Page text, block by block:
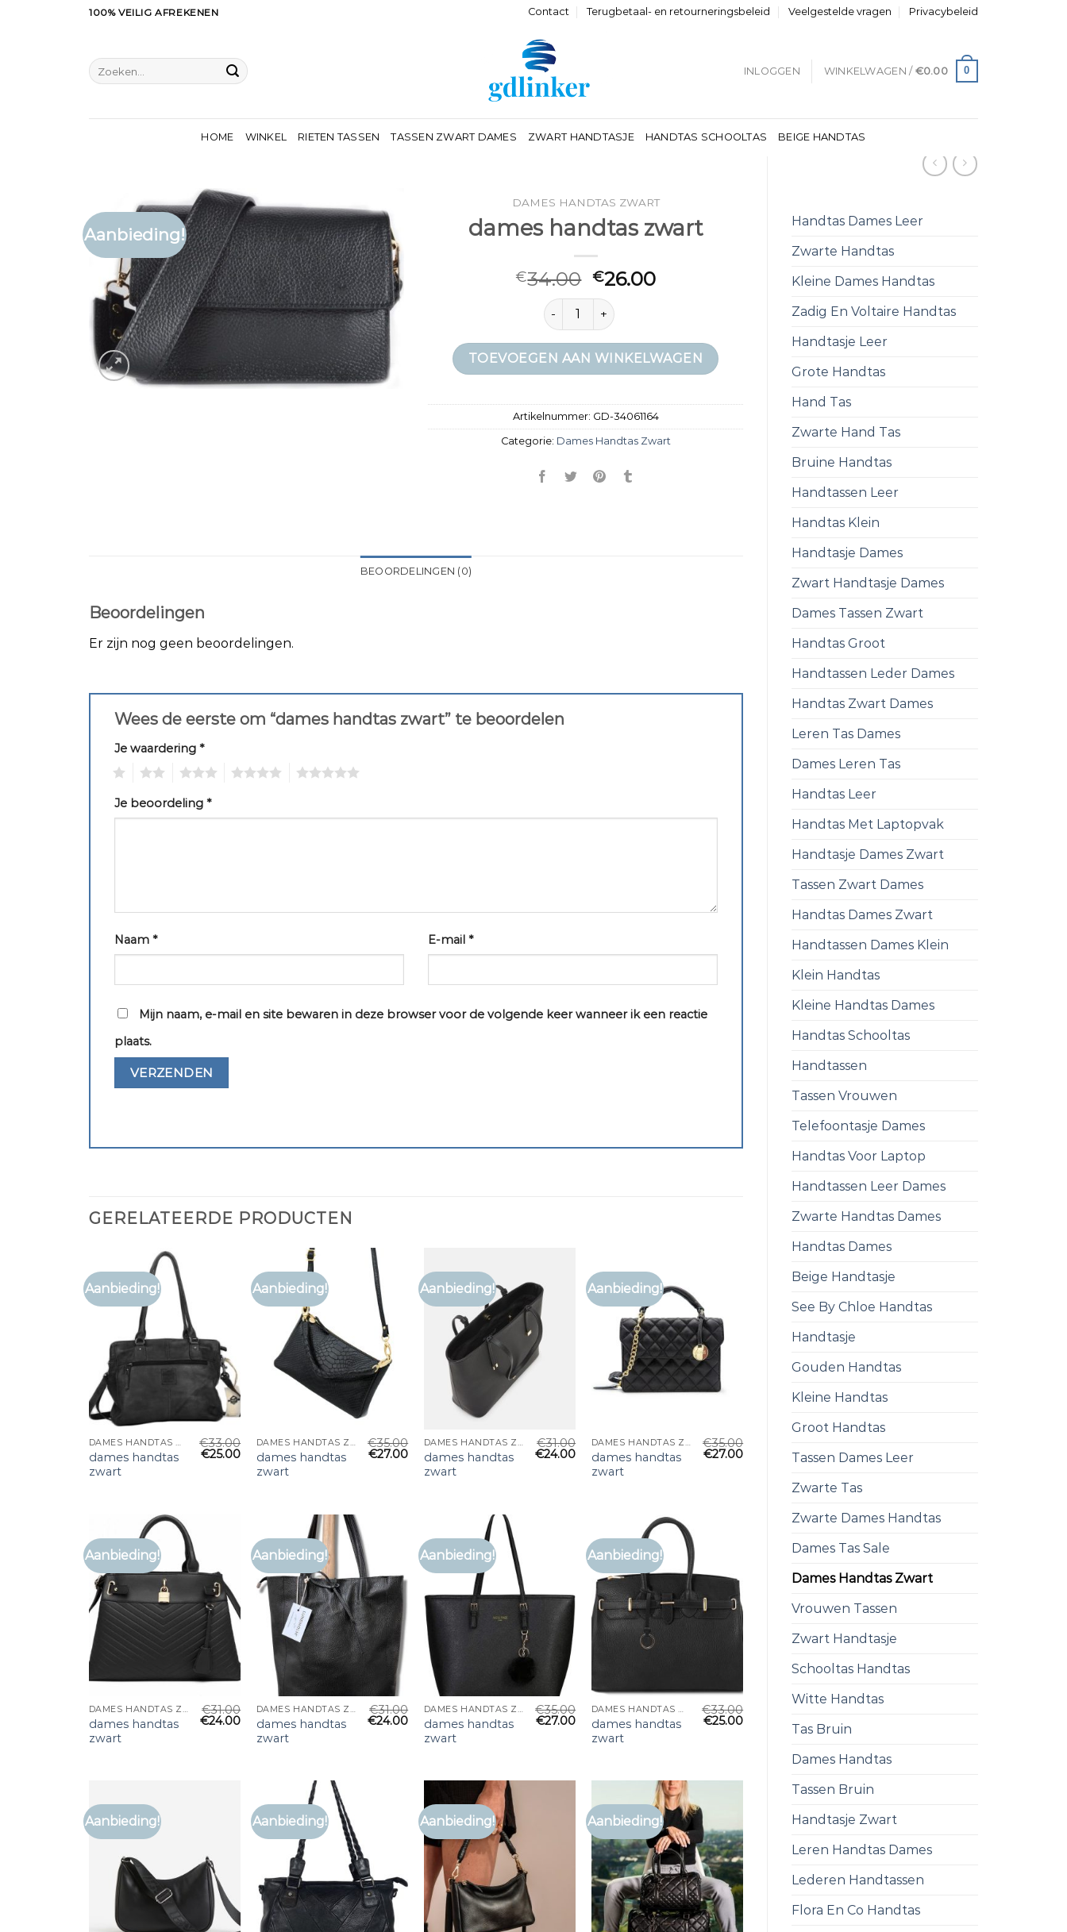
100% VEILIG AFREKENEN Contact Terugbetaal- en retourneringsbeleid Veelgestelde vragen Privacybeleid
Zoeken
naar:
INLOGGEN WINKELWAGEN / €0.00 0
HOME WINKEL RIETEN TASSEN TASSEN ZWART DAMES ZWART HANDTASJE HANDTAS SCHOOLTAS BEIGE HANDTAS
Handtas Dames Leer
Zwarte Handtas
Kleine Dames Handtas
Zadig En Voltaire Handtas
Handtasje Leer
Grote Handtas
Hand Tas
Zwarte Hand Tas
Bruine Handtas
Handtassen Leer
Handtas Klein
Handtasje Dames
Zwart Handtasje Dames
Dames Tassen Zwart
Handtas Groot
Handtassen Leder Dames
Handtas Zwart Dames
Leren Tas Dames
Dames Leren Tas
Handtas Leer
Handtas Met Laptopvak
Handtasje Dames Zwart
Tassen Zwart Dames
Handtas Dames Zwart
Handtassen Dames Klein
Klein Handtas
Kleine Handtas Dames
Handtas Schooltas
Handtassen
Tassen Vrouwen
Telefoontasje Dames
Handtas Voor Laptop
Handtassen Leer Dames
Zwarte Handtas Dames
Handtas Dames
Beige Handtasje
See By Chloe Handtas
Handtasje
Gouden Handtas
Kleine Handtas
Groot Handtas
Tassen Dames Leer
Zwarte Tas
Zwarte Dames Handtas
Dames Tas Sale
Dames Handtas Zwart
Vrouwen Tassen
Zwart Handtasje
Schooltas Handtas
Witte Handtas
Tas Bruin
Dames Handtas
Tassen Bruin
Handtasje Zwart
Leren Handtas Dames
Lederen Handtassen
Flora En Co Handtas
Aanbieding!
DAMES HANDTAS ZWART
dames handtas zwart
€34.00 €26.00
dames handtas zwart aantal
TOEVOEGEN AAN WINKELWAGEN
Artikelnummer: GD-34061164
Categorie: Dames Handtas Zwart
BEOORDELINGEN (0)
Beoordelingen
Er zijn nog geen beoordelingen.
Wees de eerste om “dames handtas zwart” te beoordelen
Je waardering *
Je beoordeling *
Naam * E-mail *
Mijn naam, e-mail en site bewaren in deze browser voor de volgende keer wanneer ik een reactie
plaats.
GERELATEERDE PRODUCTEN
Aanbieding!
DAMES HANDTAS ZWART
dames handtas
zwart
€33.00
€25.00
Aanbieding!
DAMES HANDTAS ZWART
dames handtas
zwart
€35.00
€27.00
Aanbieding!
DAMES HANDTAS ZWART
dames handtas
zwart
€31.00
€24.00
Aanbieding!
DAMES HANDTAS ZWART
dames handtas
zwart
€35.00
€27.00
Aanbieding!
DAMES HANDTAS ZWART
dames handtas
zwart
€31.00
€24.00
Aanbieding!
DAMES HANDTAS ZWART
dames handtas
zwart
€31.00
€24.00
Aanbieding!
DAMES HANDTAS ZWART
dames handtas
zwart
€35.00
€27.00
Aanbieding!
DAMES HANDTAS ZWART
dames handtas
zwart
€33.00
€25.00
Aanbieding! Aanbieding! Aanbieding! Aanbieding!